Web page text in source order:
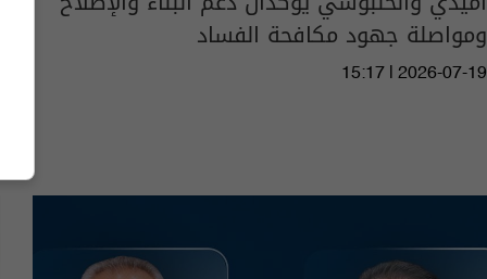
ومواصلة جهود مكافحة الفساد
15:17 | 2026-07-19